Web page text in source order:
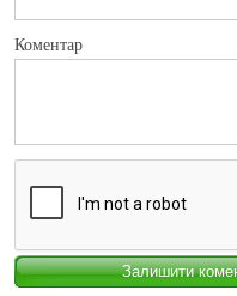
Коментар